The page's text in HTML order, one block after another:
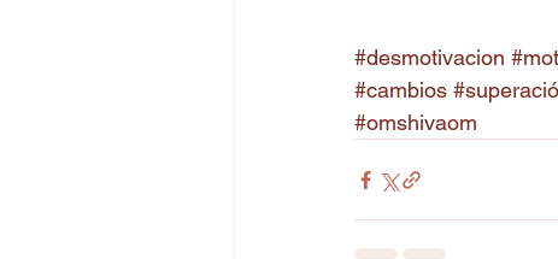
#desmotivacion
#cambios
#omshivaom